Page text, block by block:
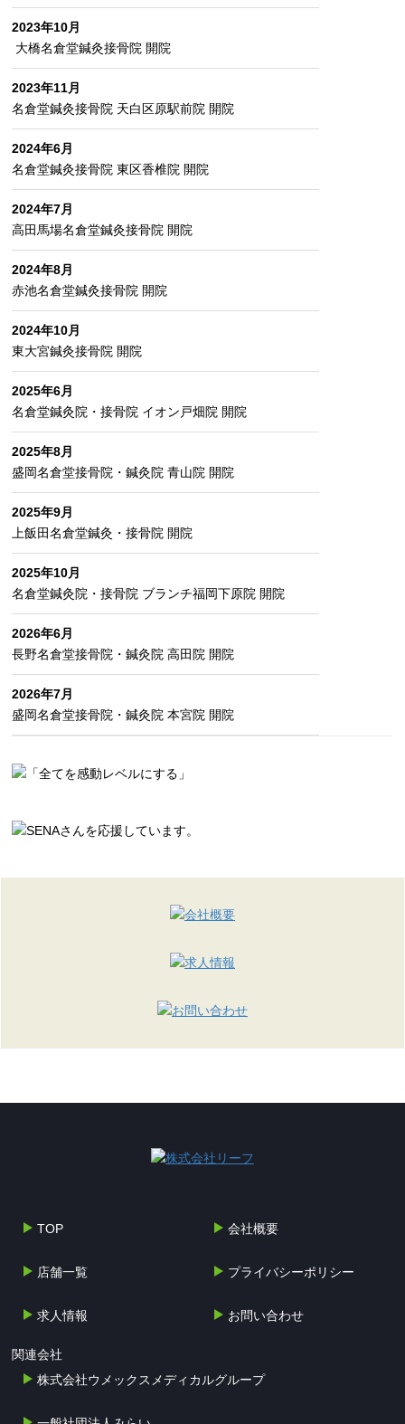
2023年10月
大橋名倉堂鍼灸接骨院 開院
2023年11月
名倉堂鍼灸接骨院 天白区原駅前院 開院
2024年6月
名倉堂鍼灸接骨院 東区香椎院 開院
2024年7月
高田馬場名倉堂鍼灸接骨院 開院
2024年8月
赤池名倉堂鍼灸接骨院 開院
2024年10月
東大宮鍼灸接骨院 開院
2025年6月
名倉堂鍼灸院・接骨院 イオン戸畑院 開院
2025年8月
盛岡名倉堂接骨院・鍼灸院 青山院 開院
2025年9月
上飯田名倉堂鍼灸・接骨院 開院
2025年10月
名倉堂鍼灸院・接骨院 ブランチ福岡下原院 開院
2026年6月
長野名倉堂接骨院・鍼灸院 高田院 開院
2026年7月
盛岡名倉堂接骨院・鍼灸院 本宮院 開院
TOP 会社概要
店舗一覧 プライバシーポリシー
求人情報 お問い合わせ
関連会社
株式会社ウメックスメディカルグループ